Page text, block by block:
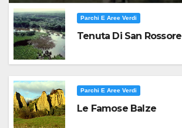
Parchi E Aree Verdi
Tenuta Di San Rossore
Parchi E Aree Verdi
Le Famose Balze